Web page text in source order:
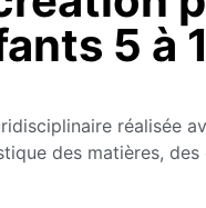
5 à
réalisée
des matières,